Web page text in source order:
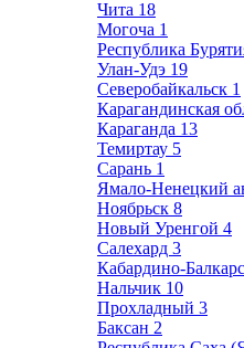
Чита 18
Могоча 1
Республика
Улан-Удэ 19
Северобайкальск 1
Карагандинская
Караганда 13
Темиртау 5
Сарань 1
Ямало-Ненецкий
Ноябрьск 8
Новый Уренгой 4
Салехард 3
Кабардино-
Нальчик 10
Прохладный 3
Баксан 2